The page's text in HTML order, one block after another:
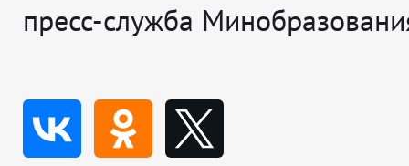
пресс-служба